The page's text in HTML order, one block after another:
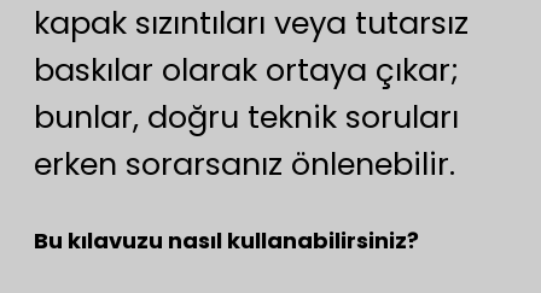
kapak sızıntıları veya tutarsız
baskılar olarak ortaya çıkar;
bunlar, doğru teknik soruları
erken sorarsanız önlenebilir.
Bu kılavuzu nasıl kullanabilirsiniz?